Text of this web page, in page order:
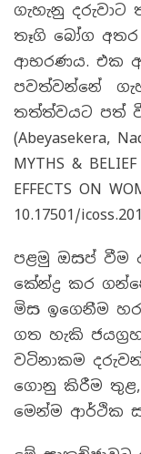
ගැහැනු දරුවාට
තෑගි බෝග අතර
ආභරණය. එක
පවත්වන්නේ
තත්ත්වයට පත්
(Abeyasekera,
MYTHS &
EFFECTS ON
10.17501/
පළමු ඔසප් වීම
කේන්ද්‍ර කර
මිස ඉගෙනීම
ගත හැකි
වටිනාකම
ගොනු කිරීම තුළ,
මෙන්ම ආර්ථික